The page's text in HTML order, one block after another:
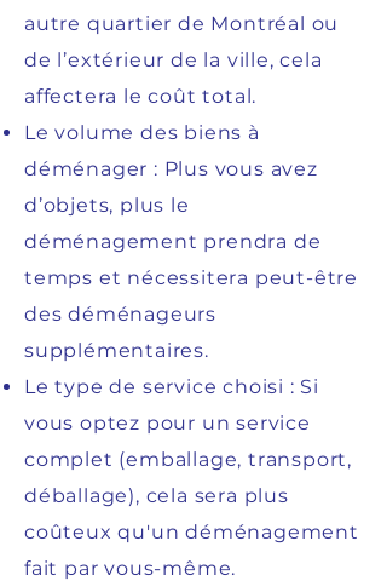
autre quartier de Montréal ou
de l’extérieur de la ville, cela
affectera le coût total.
Le volume des biens à
déménager : Plus vous avez
d’objets, plus le
déménagement prendra de
temps et nécessitera peut-être
des déménageurs
supplémentaires.
Le type de service choisi : Si
vous optez pour un service
complet (emballage, transport,
déballage), cela sera plus
coûteux qu'un déménagement
fait par vous-même.